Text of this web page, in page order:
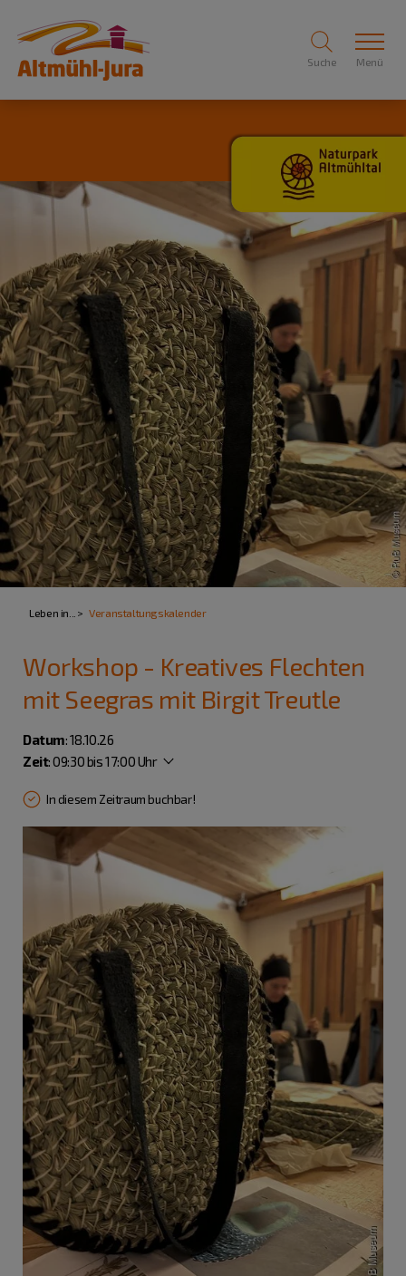
Suche Menü
Leben in... Veranstaltungskalender
Workshop - Kreatives Flechten
mit Seegras mit Birgit Treutle
Datum: 18.10.26
Zeit:09:30 bis 17:00 Uhr
In diesem Zeitraum buchbar!